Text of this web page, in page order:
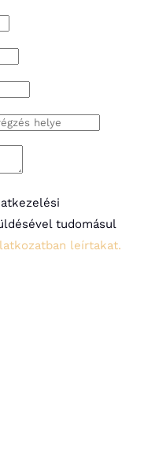
tudomásul
leírtakat.